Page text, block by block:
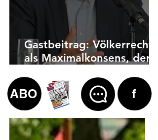
Gastbeitrag: Völkerrecht
als Maximalkonsens, der
ABO f